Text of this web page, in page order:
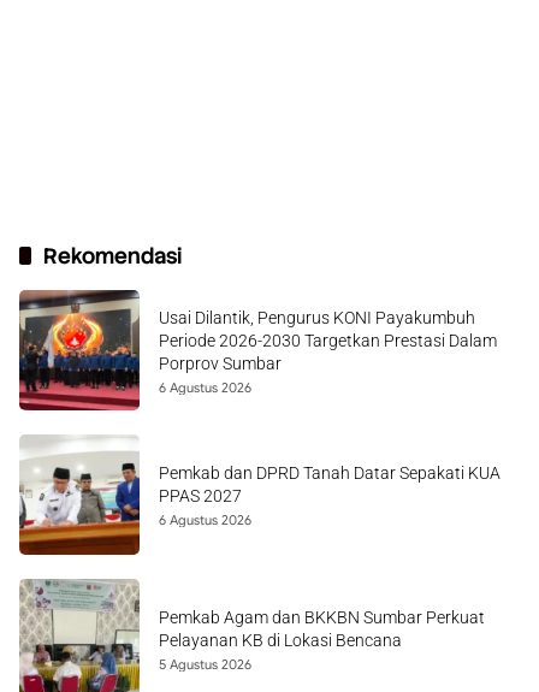
Rekomendasi
Usai Dilantik, Pengurus KONI Payakumbuh
Periode 2026-2030 Targetkan Prestasi Dalam
Porprov Sumbar
6 Agustus 2026
Pemkab dan DPRD Tanah Datar Sepakati KUA
PPAS 2027
6 Agustus 2026
Pemkab Agam dan BKKBN Sumbar Perkuat
Pelayanan KB di Lokasi Bencana
5 Agustus 2026